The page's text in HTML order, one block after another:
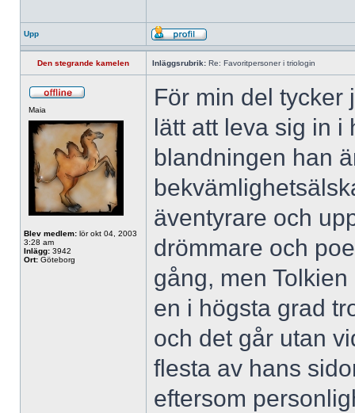
Upp
Den stegrande kamelen Inläggsrubrik: Re: Favoritpersoner i triologin
Maia
Blev medlem: lör okt 04, 2003
3:28 am
Inlägg: 3942
Ort: Göteborg
För min del tycker
lätt att leva sig in i
blandningen han
äventyrare och
drömmare och
gång, men
en i högsta grad
och det går utan
flesta av hans
eftersom